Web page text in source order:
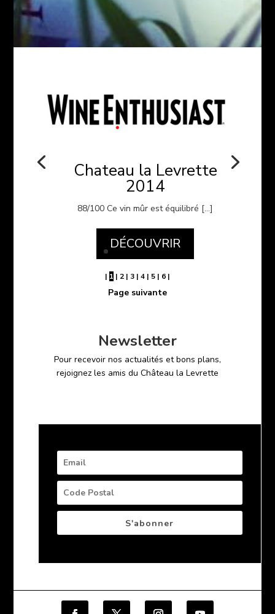
Chateau la Levrette
2014
88/100 Ce vin mûr est équilibré […]
DÉCOUVRIR
| 1 | 2| 3| 4| 5| 6|
Page suivante
Newsletter
Pour recevoir nos actualités et bons plans,
rejoignez les amis du Château la Levrette
S'abonner